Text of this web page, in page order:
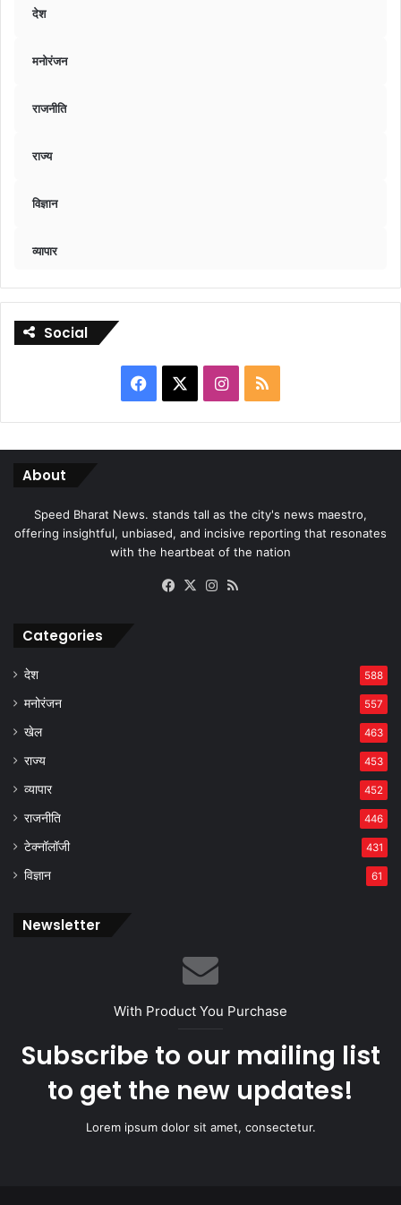
देश
मनोरंजन
राजनीति
राज्य
विज्ञान
व्यापार
Social
Facebook Instagram
RSS
About
Speed Bharat News. stands tall as the city's news maestro,
offering insightful, unbiased, and incisive reporting that resonates
with the heartbeat of the nation
Facebook
X Instagram
Categories
देश 588
मनोरंजन 557
खेल 463
राज्य 453
व्यापार 452
राजनीति 446
टेक्नॉलॉजी 431
विज्ञान 61
Newsletter
With Product You Purchase
Subscribe to our mailing list
to get the new updates!
Lorem ipsum dolor sit amet, consectetur.